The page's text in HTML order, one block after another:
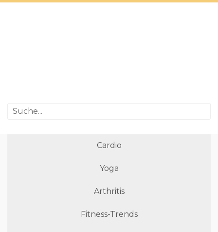
Cardio
Yoga
Arthritis
Fitness-Trends